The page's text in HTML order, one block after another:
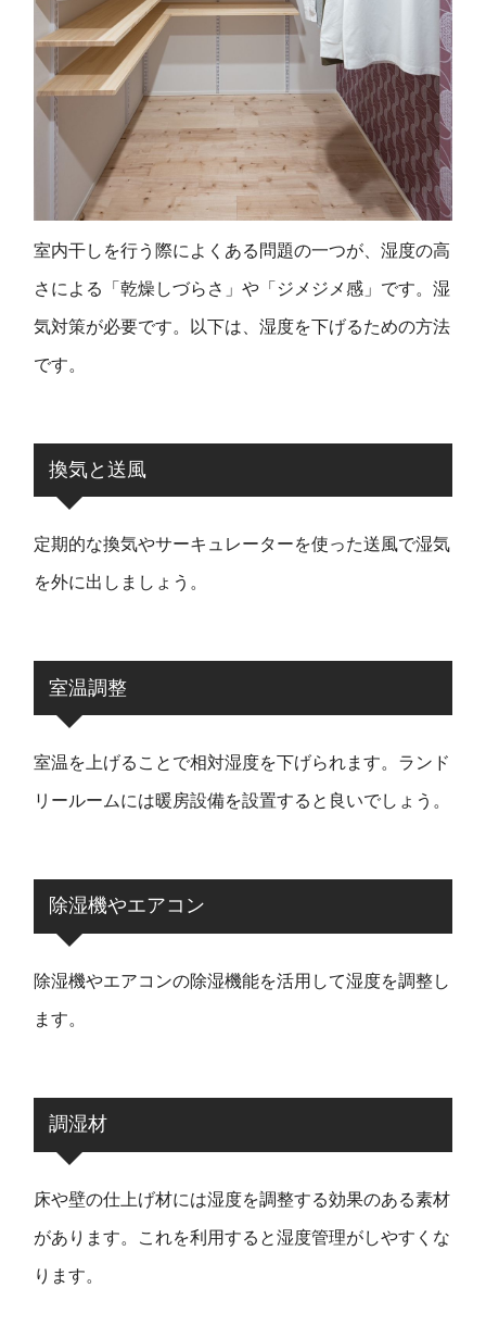
室内干しを行う際によくある問題の一つが、湿度の高
さによる「乾燥しづらさ」や「ジメジメ感」です。湿
気対策が必要です。以下は、湿度を下げるための方法
です。
換気と送風
定期的な換気やサーキュレーターを使った送風で湿気
を外に出しましょう。
室温調整
室温を上げることで相対湿度を下げられます。ランド
リールームには暖房設備を設置すると良いでしょう。
除湿機やエアコン
除湿機やエアコンの除湿機能を活用して湿度を調整し
ます。
調湿材
床や壁の仕上げ材には湿度を調整する効果のある素材
があります。これを利用すると湿度管理がしやすくな
ります。